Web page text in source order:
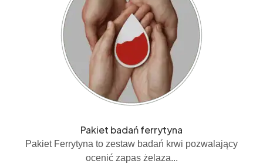
Pakiet badań ferrytyna
Pakiet Ferrytyna to zestaw badań krwi pozwalający
ocenić zapas żelaza...